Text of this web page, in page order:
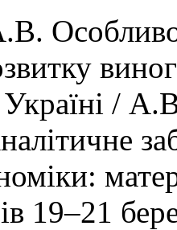
Україні /
19–21